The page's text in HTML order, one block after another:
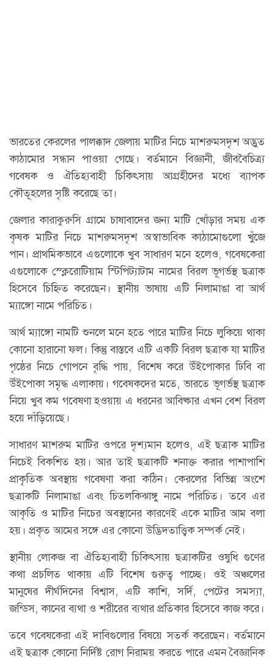
ভারতের কেরলের পালক্কাদ জেলায় মাটির নিচে মাশরুমসদৃশ অদ্ভুত
কাঠামোর সন্ধান পাওয়া গেছে। বর্তমানে বিজ্ঞানী, জীববৈচিত্র্য
গবেষক ও ঐতিহ্যবাহী চিকিৎসায় আগ্রহীদের মধ্যে ব্যাপক
কৌতূহলের সৃষ্টি করেছে তা।
জেলার কারাকুরুসি গ্রামে চাষাবাদের জন্য মাটি খোঁড়ার সময় এক
কৃষক মাটির নিচে মাশরুমসদৃশ অস্বাভাবিক কাঠামোগুলো খুঁজে
পান। প্রাথমিকভাবে এগুলোকে খুব সাধারণ মনে হলেও, গবেষকেরা
এগুলোকে স্ক্লেরোটিয়াম স্টিপিট্যাটাম নামের বিরল ভূগর্ভস্থ ছত্রাক
হিসেবে চিহ্নিত করেছেন। স্থানীয় ভাষায় এটি নিলামাঙা বা আর্থ
ম্যাঙ্গো নামে পরিচিত।
আর্থ ম্যাঙ্গো নামটি শুনলে মনে হতে পারে মাটির নিচে লুকিয়ে থাকা
কোনো হারানো ফল। কিন্তু বাস্তবে এটি একটি বিরল ছত্রাক যা মাটির
পৃষ্ঠের নিচে গোপনে বৃদ্ধি পায়, বিশেষ করে উঁইপোকার ঢিবি বা
উঁইপোকা সমৃদ্ধ এলাকায়। গবেষকদের মতে, ভারতে ভূগর্ভস্থ ছত্রাক
নিয়ে খুব কম গবেষণা হওয়ায় এ ধরনের আবিষ্কার এখন বেশ বিরল
হয়ে দাঁড়িয়েছে।
সাধারণ মাশরুম মাটির ওপরে দৃশ্যমান হলেও, এই ছত্রাক মাটির
নিচেই বিকশিত হয়। আর তাই ছত্রাকটি শনাক্ত করার পাশাপাশি
প্রাকৃতিক অবস্থায় গবেষণা করা কঠিন। কেরলের বিভিন্ন অংশে
ছত্রাকটি নিলামাঙা এবং চিতলকিঝাঙ্গু নামে পরিচিত। তবে এর
আকৃতি ও মাটির নিচের অবস্থানের কারণেই একে মাটির আম বলা
হয়। প্রকৃত আমের সঙ্গে এর কোনো উদ্ভিদতাত্ত্বিক সম্পর্ক নেই।
স্থানীয় লোকজ বা ঐতিহ্যবাহী চিকিৎসায় ছত্রাকটির ওষুধি গুণের
কথা প্রচলিত থাকায় এটি বিশেষ গুরুত্ব পাচ্ছে। ওই অঞ্চলের
মানুষের দীর্ঘদিনের বিশ্বাস, এটি কাশি, সর্দি, পেটের সমস্যা,
জন্ডিস, কানের ব্যথা ও শরীরের ব্যথার প্রতিকার হিসেবে কাজ করে।
তবে গবেষকেরা এই দাবিগুলোর বিষয়ে সতর্ক করেছেন। বর্তমানে
এই ছত্রাক কোনো নির্দিষ্ট রোগ নিরাময় করতে পারে এমন বৈজ্ঞানিক